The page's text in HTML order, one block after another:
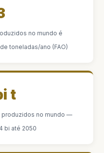
no mundo é
toneladas/ano (FAO)
t
no mundo —
bi até 2050